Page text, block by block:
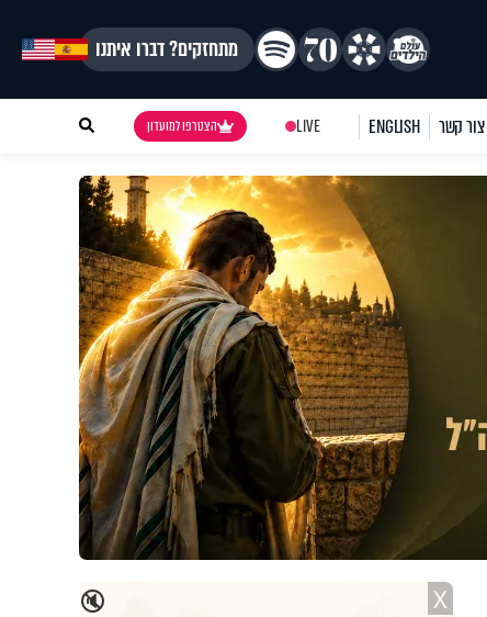
מתחזקים? דברו איתנו
צור קשר ENGLISH
LIVE הצטרפו למועדון
🔇 X